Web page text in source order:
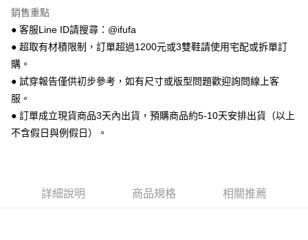
AFTEE先享後付
相關說明
【關於「AFTEE先享後付」】
AFTEE先享後付是「在收到商品之後才付款」的支付方式。 讓您購物簡單
１．簡單：不需註冊會員、不需綁卡、不需儲值。
２．便利：只要手機號碼，簡訊認證，即可結帳。
３．安心：先確認商品／服務後，再付款。
【「AFTEE先享後付」結帳流程】
ATM／網路銀行／等多元方式進行付款，方視為交易完成。
ATM付款
全家 取貨付款
每筆NT$70，滿NT$999(含以上)免運費
7-11 取貨付款
銷售重點
● 客服Line ID請搜尋：@ifufa
● 超取有材積限制，訂單超過1200元或3雙鞋請使用宅配或拆單訂
購。
● 試穿報告僅供初步參考，如有尺寸或版型問題歡迎詢問線上客
服。
● 訂單成立現貨商品3天內出貨，預購商品約5-10天安排出貨（以上
不含假日與例假日）。
詳細說明 商品規格 相關推薦